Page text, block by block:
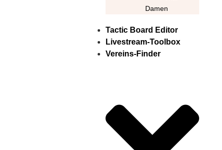
Damen
Tactic Board Editor
Livestream-Toolbox
Vereins-Finder